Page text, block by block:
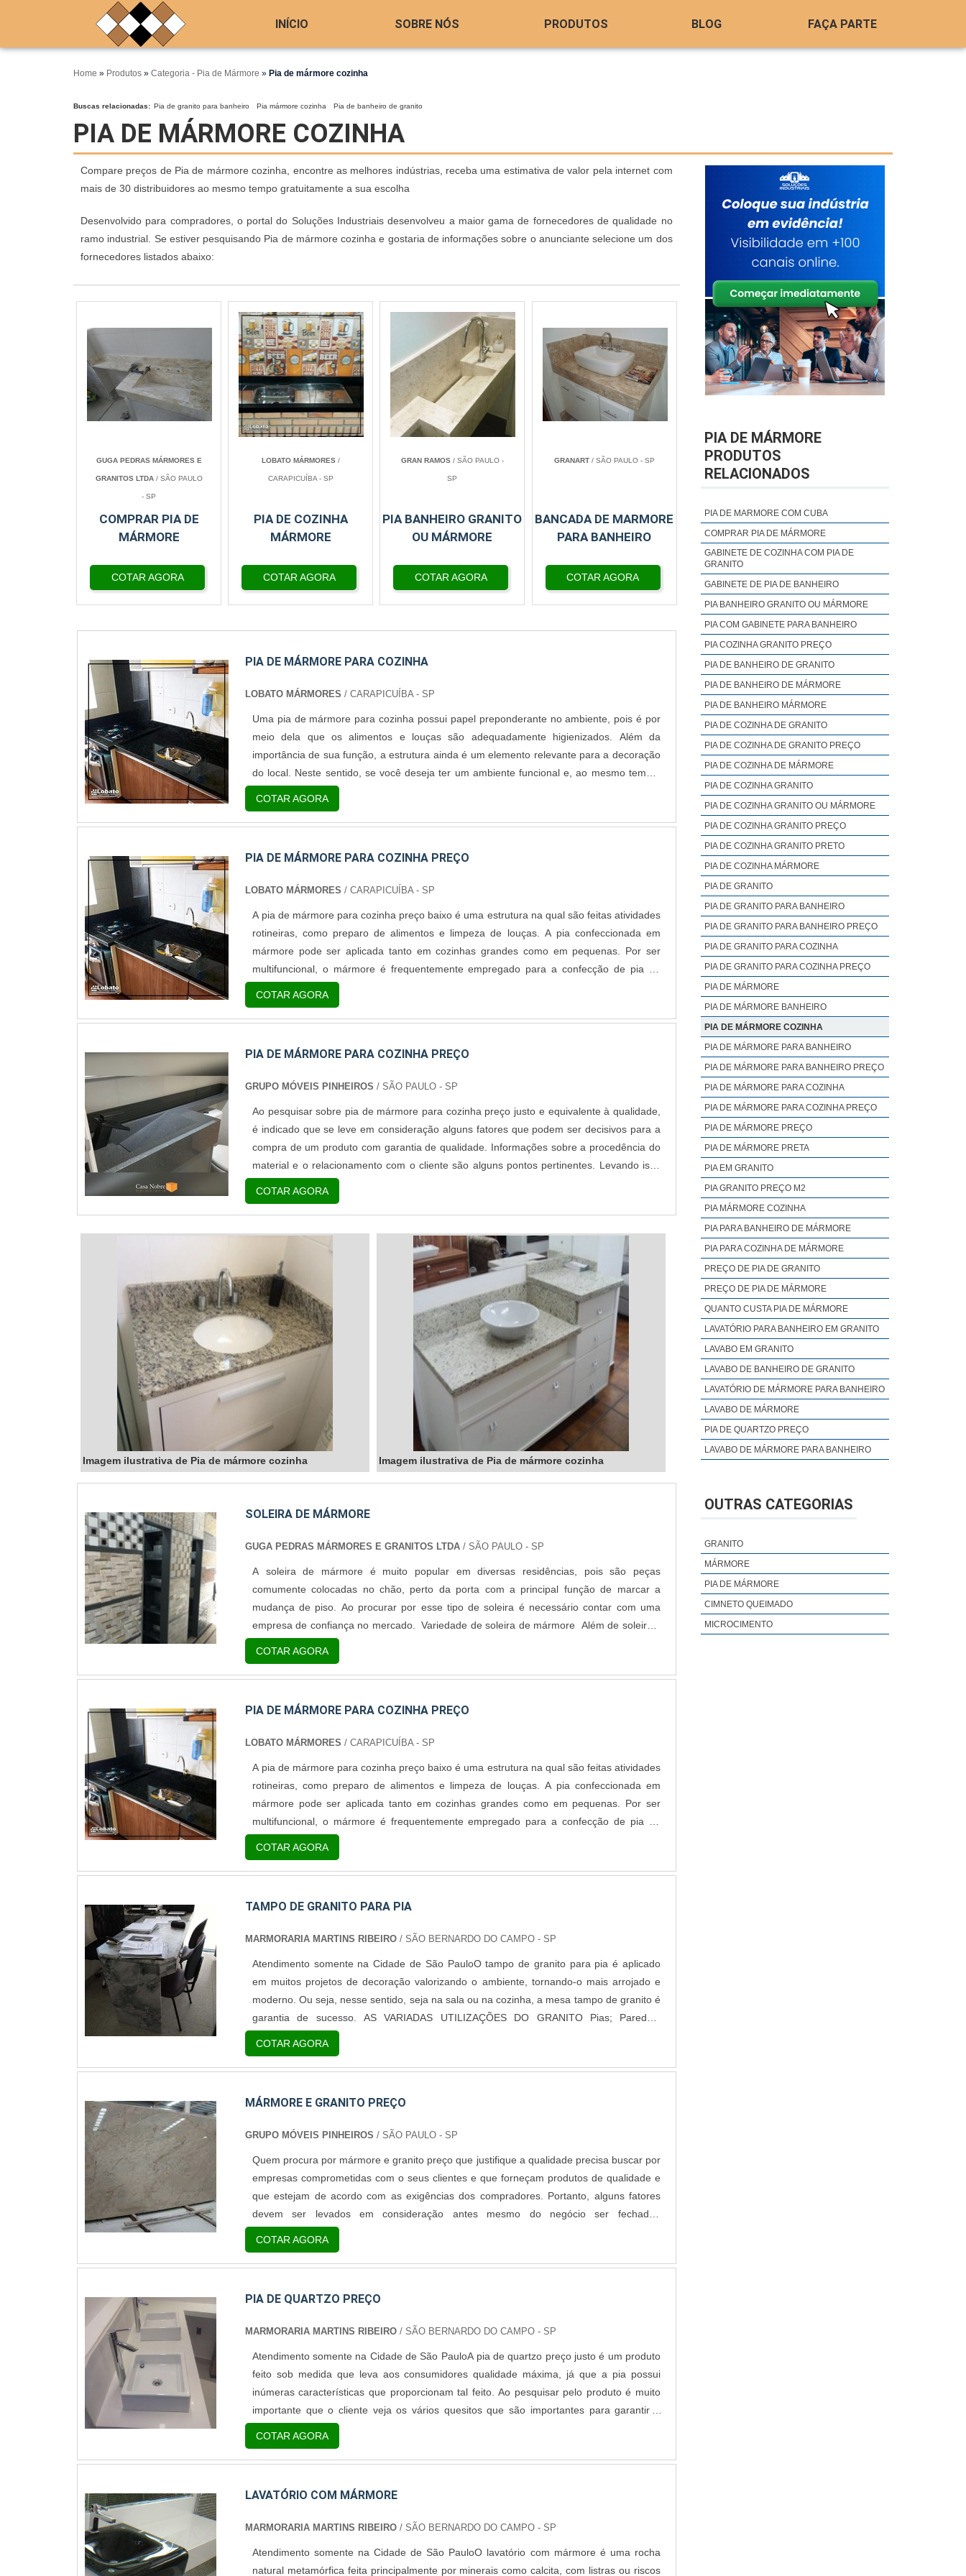
INÍCIO SOBRE NÓS PRODUTOS BLOG FAÇA PARTE
Home » Produtos » Categoria - Pia de Mármore » Pia de mármore cozinha
Buscas relacionadas: Pia de granito para banheiro Pia mármore cozinha Pia de banheiro de granito
PIA DE MÁRMORE COZINHA
Compare preços de Pia de mármore cozinha, encontre as melhores indústrias, receba uma estimativa de valor pela internet com
mais de 30 distribuidores ao mesmo tempo gratuitamente a sua escolha
Desenvolvido para compradores, o portal do Soluções Industriais desenvolveu a maior gama de fornecedores de qualidade no
ramo industrial. Se estiver pesquisando Pia de mármore cozinha e gostaria de informações sobre o anunciante selecione um dos
fornecedores listados abaixo:
GUGA PEDRAS MÁRMORES E
GRANITOS LTDA/ SÃO PAULO
- SP
COMPRAR PIA DE
MÁRMORE
COTAR AGORA
LOBATO MÁRMORES/
CARAPICUÍBA - SP
PIA DE COZINHA
MÁRMORE
COTAR AGORA
GRAN RAMOS/ SÃO PAULO -
SP
PIA BANHEIRO GRANITO
OU MÁRMORE
COTAR AGORA
GRANART/ SÃO PAULO - SP
BANCADA DE MARMORE
PARA BANHEIRO
COTAR AGORA
PIA DE MÁRMORE PARA COZINHA
LOBATO MÁRMORES / CARAPICUÍBA - SP
Uma pia de mármore para cozinha possui papel preponderante no ambiente, pois é por
meio dela que os alimentos e louças são adequadamente higienizados. Além da
importância de sua função, a estrutura ainda é um elemento relevante para a decoração
do local. Neste sentido, se você deseja ter um ambiente funcional e, ao mesmo tempo,
sofisticado, certamente uma pia de mármore para cozinha fará toda a diferença, não
somente por conferir beleza...
COTAR AGORA
PIA DE MÁRMORE PARA COZINHA PREÇO
LOBATO MÁRMORES / CARAPICUÍBA - SP
A pia de mármore para cozinha preço baixo é uma estrutura na qual são feitas atividades
rotineiras, como preparo de alimentos e limpeza de louças. A pia confeccionada em
mármore pode ser aplicada tanto em cozinhas grandes como em pequenas. Por ser
multifuncional, o mármore é frequentemente empregado para a confecção de pia de
mármore para cozinha preço de qualidade, não somente por trazer sofisticação ao
ambiente, mas pela sua qualidade...
COTAR AGORA
PIA DE MÁRMORE PARA COZINHA PREÇO
GRUPO MÓVEIS PINHEIROS / SÃO PAULO - SP
Ao pesquisar sobre pia de mármore para cozinha preço justo e equivalente à qualidade,
é indicado que se leve em consideração alguns fatores que podem ser decisivos para a
compra de um produto com garantia de qualidade. Informações sobre a procedência do
material e o relacionamento com o cliente são alguns pontos pertinentes. Levando isso
em consideração, é necessário destacar que o modelo de mármore com veios super
marcantes e com cores...
COTAR AGORA
Imagem ilustrativa de Pia de mármore cozinha Imagem ilustrativa de Pia de mármore cozinha
SOLEIRA DE MÁRMORE
GUGA PEDRAS MÁRMORES E GRANITOS LTDA/ SÃO PAULO - SP
A soleira de mármore é muito popular em diversas residências, pois são peças
comumente colocadas no chão, perto da porta com a principal função de marcar a
mudança de piso. Ao procurar por esse tipo de soleira é necessário contar com uma
empresa de confiança no mercado. Variedade de soleira de mármore Além de soleiras,
a pedra de mármore é uma ótima opção para revestimentos de pisos e escadas
residenciais, bordas de banheira, rodapés, mesas e m....
COTAR AGORA
PIA DE MÁRMORE PARA COZINHA PREÇO
LOBATO MÁRMORES / CARAPICUÍBA - SP
A pia de mármore para cozinha preço baixo é uma estrutura na qual são feitas atividades
rotineiras, como preparo de alimentos e limpeza de louças. A pia confeccionada em
mármore pode ser aplicada tanto em cozinhas grandes como em pequenas. Por ser
multifuncional, o mármore é frequentemente empregado para a confecção de pia de
mármore para cozinha preço de qualidade, não somente por trazer sofisticação ao
ambiente, mas pela sua qualidade. Co....
COTAR AGORA
TAMPO DE GRANITO PARA PIA
MARMORARIA MARTINS RIBEIRO/ SÃO BERNARDO DO CAMPO - SP
Atendimento somente na Cidade de São PauloO tampo de granito para pia é aplicado
em muitos projetos de decoração valorizando o ambiente, tornando-o mais arrojado e
moderno. Ou seja, nesse sentido, seja na sala ou na cozinha, a mesa tampo de granito é
garantia de sucesso. AS VARIADAS UTILIZAÇÕES DO GRANITO Pias; Paredes;
Escadas; Mesas; Bancadas; Aparadores.O granito é um modelo de rocha ornamental
feita principalmente pelos minérios, tais como a mica, quartzo, feldspato. Possuindo
visual granul.
COTAR AGORA
MÁRMORE E GRANITO PREÇO
GRUPO MÓVEIS PINHEIROS / SÃO PAULO - SP
Quem procura por mármore e granito preço que justifique a qualidade precisa buscar por
empresas comprometidas com o seus clientes e que forneçam produtos de qualidade e
que estejam de acordo com as exigências dos compradores. Portanto, alguns fatores
devem ser levados em consideração antes mesmo do negócio ser fechado.
Primeiramente, a sugestão mais mais indicada é realizar uma pesquisa de mercado das
empresas de mármore e granito que fornecem o....
COTAR AGORA
PIA DE QUARTZO PREÇO
MARMORARIA MARTINS RIBEIRO/ SÃO BERNARDO DO CAMPO - SP
Atendimento somente na Cidade de São PauloA pia de quartzo preço justo é um produto
feito sob medida que leva aos consumidores qualidade máxima, já que a pia possui
inúmeras características que proporcionam tal feito. Ao pesquisar pelo produto é muito
importante que o cliente veja os vários quesitos que são importantes para garantir o
investimento ideal. Um desses quesitos por exemplo, é a qualidade da pedra quartzo. AS
PROPRIEDADES DO PRODUTO Praticidade; Flexibilidade; Ótima estética; Ótimos s.
COTAR AGORA
LAVATÓRIO COM MÁRMORE
MARMORARIA MARTINS RIBEIRO/ SÃO BERNARDO DO CAMPO - SP
Atendimento somente na Cidade de São PauloO lavatório com mármore é uma rocha
natural metamórfica feita principalmente por minerais como calcita, com listras ou riscos
PIA DE MÁRMORE
PRODUTOS
RELACIONADOS
PIA DE MARMORE COM CUBA
COMPRAR PIA DE MÁRMORE
GABINETE DE COZINHA COM PIA DE
GRANITO
GABINETE DE PIA DE BANHEIRO
PIA BANHEIRO GRANITO OU MÁRMORE
PIA COM GABINETE PARA BANHEIRO
PIA COZINHA GRANITO PREÇO
PIA DE BANHEIRO DE GRANITO
PIA DE BANHEIRO DE MÁRMORE
PIA DE BANHEIRO MÁRMORE
PIA DE COZINHA DE GRANITO
PIA DE COZINHA DE GRANITO PREÇO
PIA DE COZINHA DE MÁRMORE
PIA DE COZINHA GRANITO
PIA DE COZINHA GRANITO OU MÁRMORE
PIA DE COZINHA GRANITO PREÇO
PIA DE COZINHA GRANITO PRETO
PIA DE COZINHA MÁRMORE
PIA DE GRANITO
PIA DE GRANITO PARA BANHEIRO
PIA DE GRANITO PARA BANHEIRO PREÇO
PIA DE GRANITO PARA COZINHA
PIA DE GRANITO PARA COZINHA PREÇO
PIA DE MÁRMORE
PIA DE MÁRMORE BANHEIRO
PIA DE MÁRMORE COZINHA
PIA DE MÁRMORE PARA BANHEIRO
PIA DE MÁRMORE PARA BANHEIRO PREÇO
PIA DE MÁRMORE PARA COZINHA
PIA DE MÁRMORE PARA COZINHA PREÇO
PIA DE MÁRMORE PREÇO
PIA DE MÁRMORE PRETA
PIA EM GRANITO
PIA GRANITO PREÇO M2
PIA MÁRMORE COZINHA
PIA PARA BANHEIRO DE MÁRMORE
PIA PARA COZINHA DE MÁRMORE
PREÇO DE PIA DE GRANITO
PREÇO DE PIA DE MÁRMORE
QUANTO CUSTA PIA DE MÁRMORE
LAVATÓRIO PARA BANHEIRO EM GRANITO
LAVABO EM GRANITO
LAVABO DE BANHEIRO DE GRANITO
LAVATÓRIO DE MÁRMORE PARA BANHEIRO
LAVABO DE MÁRMORE
PIA DE QUARTZO PREÇO
LAVABO DE MÁRMORE PARA BANHEIRO
OUTRAS CATEGORIAS
GRANITO
MÁRMORE
PIA DE MÁRMORE
CIMNETO QUEIMADO
MICROCIMENTO